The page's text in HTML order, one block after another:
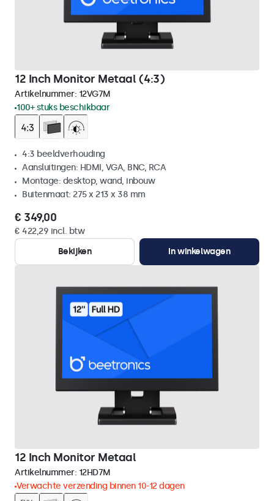
12 Inch Monitor Metaal (4:3)
Artikelnummer: 12VG7M
100+ stuks beschikbaar
4:3 beeldverhouding
Aansluitingen: HDMI, VGA, BNC, RCA
Montage: desktop, wand, inbouw
Buitenmaat: 275 x 213 x 38 mm
€ 349,00
€ 422,29 incl. btw
Bekijken
In winkelwagen
12 Inch Monitor Metaal
Artikelnummer: 12HD7M
Verwachte verzending binnen 10-12 dagen